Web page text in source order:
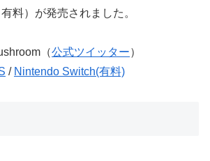
料）が発売されました。
（公式ツイッター）
/ Nintendo Switch(有料)